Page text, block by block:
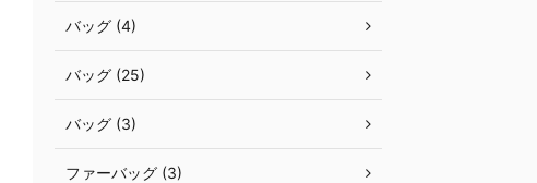
バッグ (4)
バッグ (25)
バッグ (3)
ファーバッグ (3)